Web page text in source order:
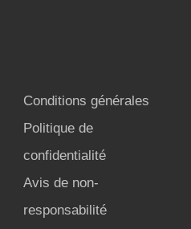
Conditions générales
Politique de
confidentialité
Avis de non-
responsabilité